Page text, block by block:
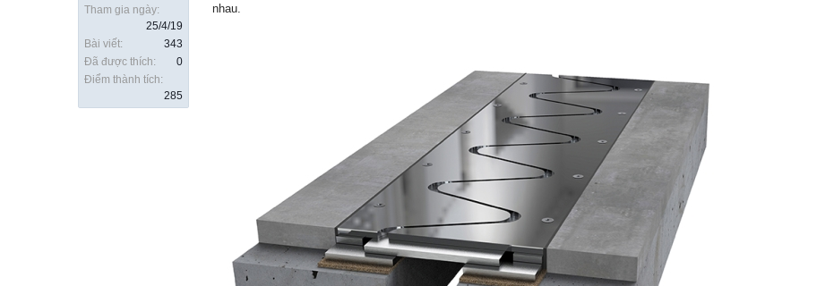
Tham gia ngày:
25/4/19
Bài viết:
343
Đã được thích:
0
Điểm thành tích:
285
nhau.